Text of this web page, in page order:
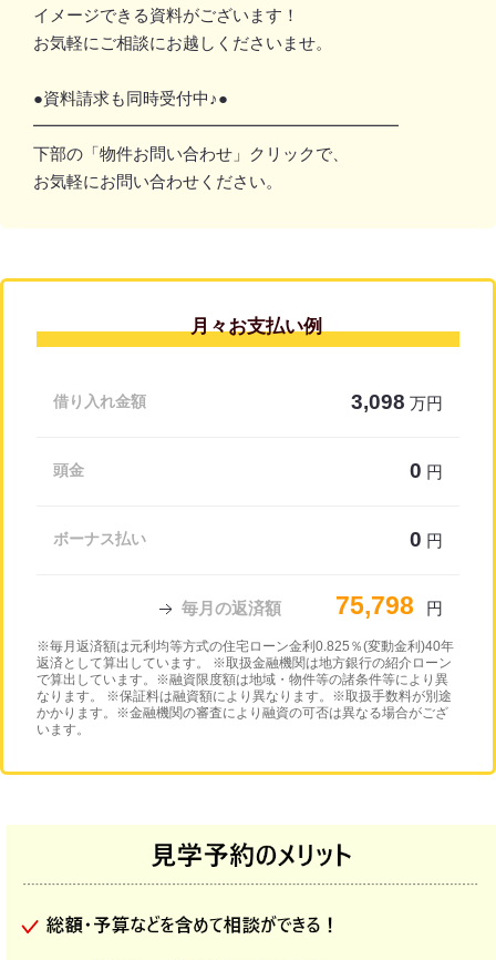
イメージできる資料がございます！
お気軽にご相談にお越しくださいませ。
●資料請求も同時受付中♪●
━━━━━━━━━━━━━━━━━━━━━━
下部の「物件お問い合わせ」クリックで、
お気軽にお問い合わせください。
月々お支払い例
借り入れ金額 3,098 万円
頭金 0 円
ボーナス払い 0 円
毎月の返済額 75,798 円
※毎月返済額は元利均等方式の住宅ローン金利0.825％(変動金利)40年
返済として算出しています。 ※取扱金融機関は地方銀行の紹介ローン
で算出しています。※融資限度額は地域・物件等の諸条件等により異
なります。 ※保証料は融資額により異なります。※取扱手数料が別途
かかります。※金融機関の審査により融資の可否は異なる場合がござ
います。